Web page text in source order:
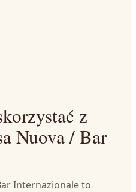
z
Nuova / Bar
Internazionale to